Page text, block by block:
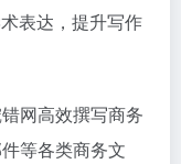
表达，提升写作
网高效撰写商务
等各类商务文